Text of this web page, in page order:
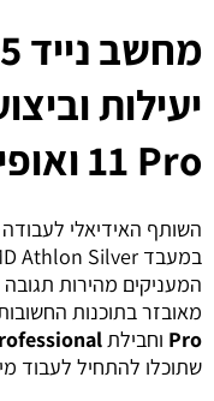
11 Pro ואופיס
במעבד AMD Athlon Silver וזיכרון
המעניקים מהירות
מאובזר בתוכנות
Pro וחבילת
שתוכלו להתחיל לעבוד